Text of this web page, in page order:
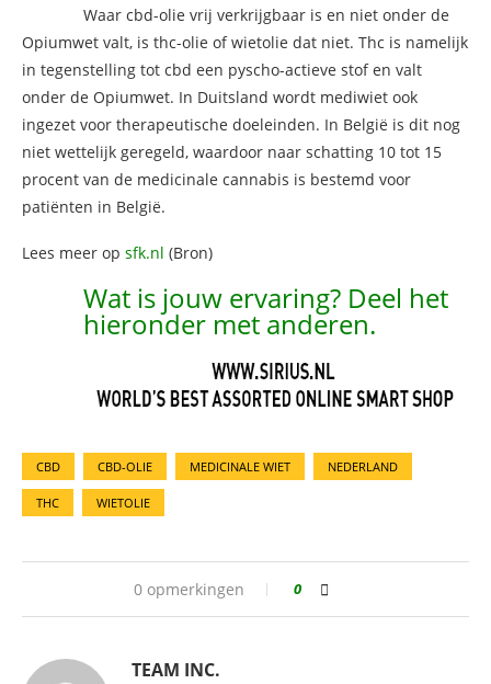
Waar cbd-olie vrij verkrijgbaar is en niet onder de
Opiumwet valt, is thc-olie of wietolie dat niet. Thc is namelijk
in tegenstelling tot cbd een pyscho-actieve stof en valt
onder de Opiumwet. In Duitsland wordt mediwiet ook
ingezet voor therapeutische doeleinden. In België is dit nog
niet wettelijk geregeld, waardoor naar schatting 10 tot 15
procent van de medicinale cannabis is bestemd voor
patiënten in België.
Lees meer op sfk.nl (Bron)
Wat is jouw ervaring? Deel het
hieronder met anderen.
CBD CBD-OLIE MEDICINALE WIET NEDERLAND
THC WIETOLIE
0 opmerkingen 0
TEAM INC.